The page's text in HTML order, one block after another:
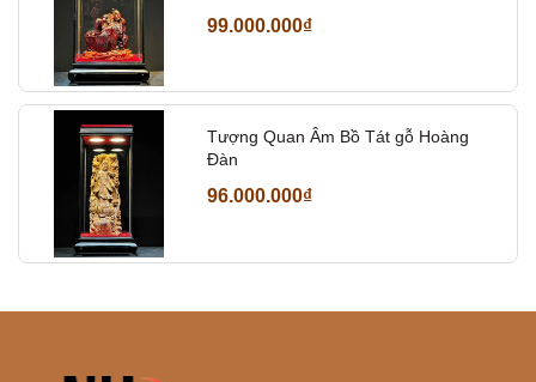
99.000.000₫
Tượng Quan Âm Bồ Tát gỗ Hoàng
Đàn
96.000.000₫